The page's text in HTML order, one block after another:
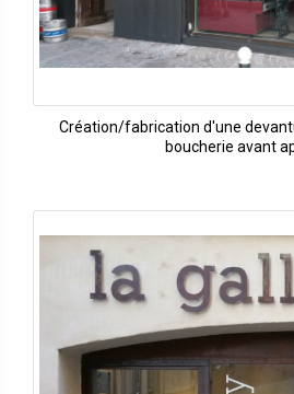
Création/fabrication d'une
boucherie avant